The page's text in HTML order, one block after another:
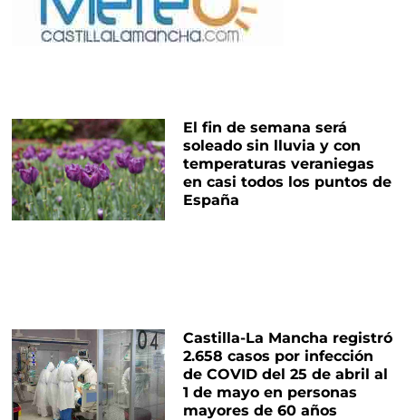
El fin de semana será
soleado sin lluvia y con
temperaturas veraniegas
en casi todos los puntos de
España
Castilla-La Mancha registró
2.658 casos por infección
de COVID del 25 de abril al
1 de mayo en personas
mayores de 60 años